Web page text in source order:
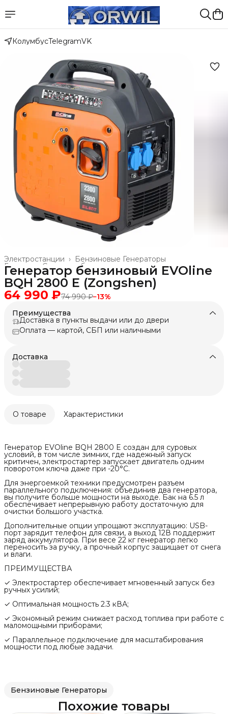
КолумбусTelegramVK
Бензиновые Генераторы
Электростанции ›
Силовое оборудование и техника ›
Главная ›
Генератор бензиновый EVOline
BQH 2800 E (Zongshen)
64 990 ₽74 990 ₽−13%
Преимущества
Доставка в пункты выдачи или до двери
Оплата — картой, СБП или наличными
Доставка
О товаре Характеристики
Генератор EVOline BQH 2800 E создан для суровых
условий, в том числе зимних, где надежный запуск
критичен, электростартер запускает двигатель одним
поворотом ключа даже при -20°C.
Для энергоемкой техники предусмотрен разъем
параллельного подключения: объединив два генератора,
вы получите больше мощности на выходе. Бак на 6.5 л
обеспечивает непрерывную работу достаточную для
очистки большого участка.
Дополнительные опции упрощают эксплуатацию: USB-
порт зарядит телефон для связи, а выход 12В поддержит
заряд аккумулятора. При весе 22 кг генератор легко
переносить за ручку, а прочный корпус защищает от снега
и влаги.
ПРЕИМУЩЕСТВА
✓ Электростартер обеспечивает мгновенный запуск без
ручных усилий;
✓ Оптимальная мощность 2.3 кВА;
✓ Экономный режим снижает расход топлива при работе с
маломощными приборами;
✓ Параллельное подключение для масштабирования
мощности под любые задачи.
Бензиновые Генераторы
Похожие товары